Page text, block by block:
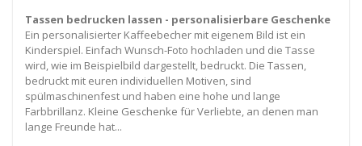
Tassen bedrucken lassen - personalisierbare Geschenke
Ein personalisierter Kaffeebecher mit eigenem Bild ist ein
Kinderspiel. Einfach Wunsch-Foto hochladen und die Tasse
wird, wie im Beispielbild dargestellt, bedruckt. Die Tassen,
bedruckt mit euren individuellen Motiven, sind
spülmaschinenfest und haben eine hohe und lange
Farbbrillanz. Kleine Geschenke für Verliebte, an denen man
lange Freunde hat...